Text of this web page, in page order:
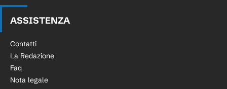
ASSISTENZA
Contatti
La Redazione
Faq
Nota legale